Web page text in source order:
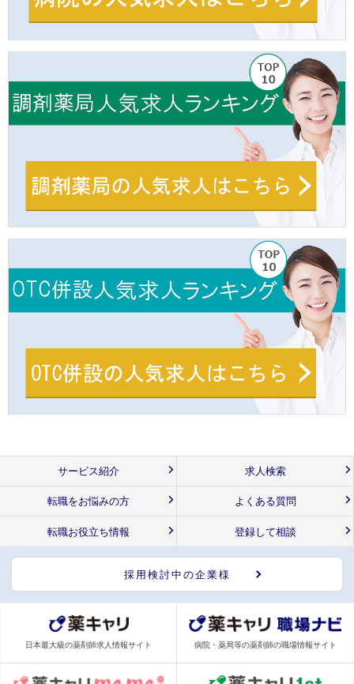
サービス紹介 求人検索
転職をお悩みの方 よくある質問
転職お役立ち情報 登録して相談
採用検討中の企業様
日本最大級の薬剤師求人情報サイト 病院・薬局等の薬剤師の職場情報サイト